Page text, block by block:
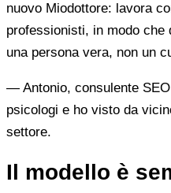
nuovo Miodottore: lavora
professionisti, in modo
una persona vera, non un
— Antonio, consulente
psicologi e ho visto da
settore.
Il modello è